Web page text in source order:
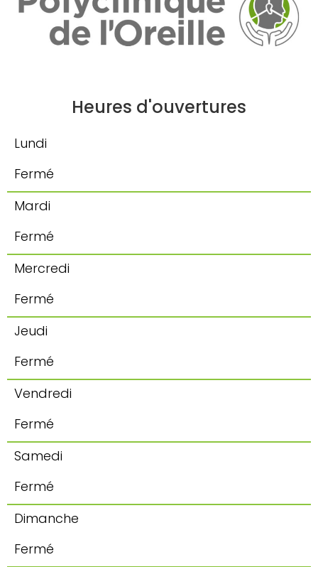
Heures d'ouvertures
Lundi
Fermé
Mardi
Fermé
Mercredi
Fermé
Jeudi
Fermé
Vendredi
Fermé
Samedi
Fermé
Dimanche
Fermé